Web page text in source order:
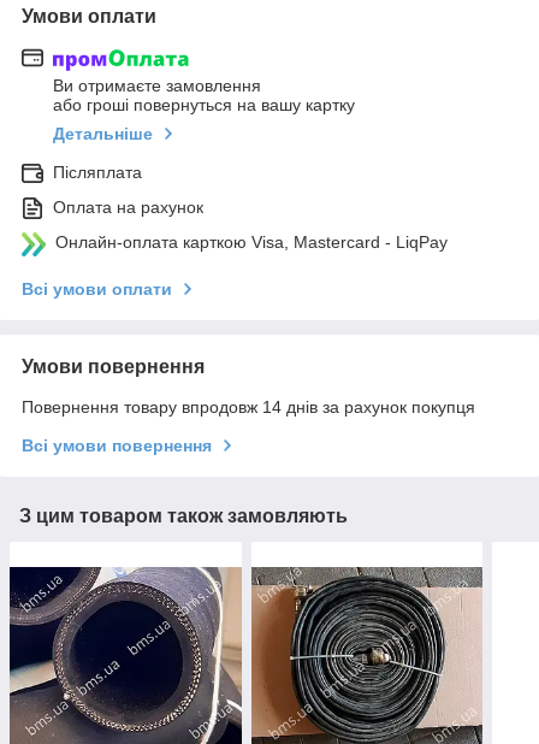
Умови оплати
Ви отримаєте замовлення
або гроші повернуться на вашу картку
Детальніше
Післяплата
Оплата на рахунок
Онлайн-оплата карткою Visa, Mastercard - LiqPay
Всі умови оплати
Умови повернення
Повернення товару впродовж 14 днів за рахунок покупця
Всі умови повернення
З цим товаром також замовляють